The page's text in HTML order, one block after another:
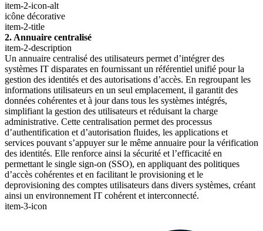
item-2-icon-alt
icône décorative
item-2-title
2. Annuaire centralisé
item-2-description
Un annuaire centralisé des utilisateurs permet d’intégrer des
systèmes IT disparates en fournissant un référentiel unifié pour la
gestion des identités et des autorisations d’accès. En regroupant les
informations utilisateurs en un seul emplacement, il garantit des
données cohérentes et à jour dans tous les systèmes intégrés,
simplifiant la gestion des utilisateurs et réduisant la charge
administrative. Cette centralisation permet des processus
d’authentification et d’autorisation fluides, les applications et
services pouvant s’appuyer sur le même annuaire pour la vérification
des identités. Elle renforce ainsi la sécurité et l’efficacité en
permettant le single sign-on (SSO), en appliquant des politiques
d’accès cohérentes et en facilitant le provisioning et le
deprovisioning des comptes utilisateurs dans divers systèmes, créant
ainsi un environnement IT cohérent et interconnecté.
item-3-icon